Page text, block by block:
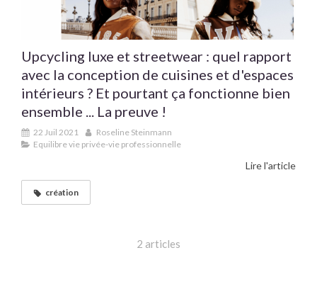
Upcycling luxe et streetwear : quel rapport
avec la conception de cuisines et d'espaces
intérieurs ? Et pourtant ça fonctionne bien
ensemble ... La preuve !
22 Juil 2021
Roseline Steinmann
Equilibre vie privée-vie professionnelle
Lire l'article
création
2 articles